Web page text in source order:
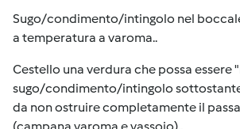
Sugo/condimento/intingolo nel
a temperatura a varoma..
Cestello una verdura che possa essere
sugo/condimento/intingolo
da non ostruire completamente il